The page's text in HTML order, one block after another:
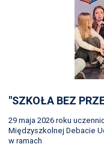
"SZKOŁA BEZ
29 maja 2026 roku
Międzyszkolnej Debacie
w ramach